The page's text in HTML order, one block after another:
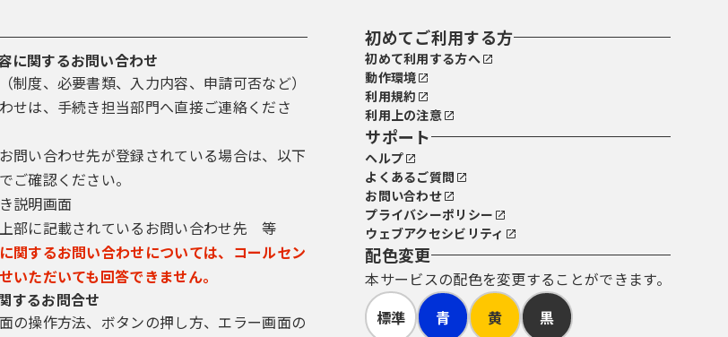
に関するお問い合わせ
制度、必要書類、入力内容、申請可否など）
せは、手続き担当部門へ直接ご連絡くださ
問い合わせ先が登録されている場合は、以下
ご確認ください。
説明画面
部に記載されているお問い合わせ先 等
関するお問い合わせについては、コールセン
いただいても回答できません。
するお問合せ
の操作方法、ボタンの押し方、エラー画面の
初めてご利用する方
初めて利用する方へ
動作環境
利用規約
利用上の注意
サポート
ヘルプ
よくあるご質問
お問い合わせ
プライバシーポリシー
ウェブアクセシビリティ
配色変更
本サービスの配色を変更することができます。
標準
青 黄 黒